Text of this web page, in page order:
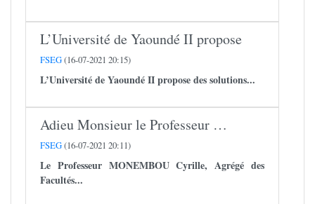
L’Université de Yaoundé II propose
FSEG(16-07-2021 20:15)
L’Université de Yaoundé II propose des solutions...
Adieu Monsieur le Professeur …
FSEG(16-07-2021 20:11)
Le Professeur MONEMBOU Cyrille, Agrégé des
Facultés...